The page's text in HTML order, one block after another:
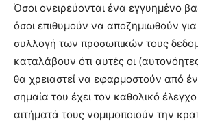
Όσοι ονειρεύονται ένα εγγυημένο
όσοι επιθυμούν να αποζημιωθούν
συλλογή των προσωπικών τους
καταλάβουν ότι αυτές οι
θα χρειαστεί να εφαρμοστούν από
σημαία του έχει τον καθολικό
αιτήματά τους νομιμοποιούν την